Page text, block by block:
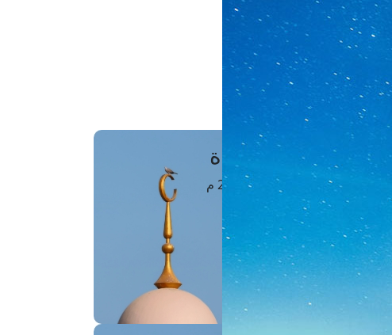
حجز موعد
الفتوى الهاتفية
مَواقِيتُ الصَّـــلاة
القاهرة · 07 أغسطس 2026 م
4 :41
الشروق
6 :17